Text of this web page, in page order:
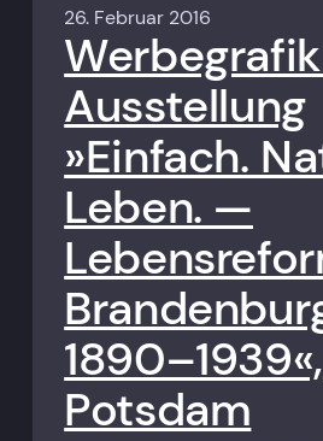
26. Februar 2016
Ausstellung
»Einfach.
Leben. —
Potsdam